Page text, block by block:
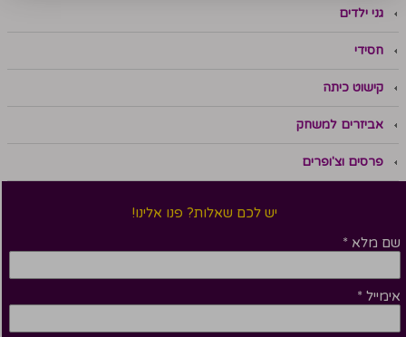
גני ילדים
חסידי
קישוט כיתה
אביזרים למשחק
פרסים וצ'ופרים
יש לכם שאלות? פנו אלינו!
שם מלא *
אימייל *